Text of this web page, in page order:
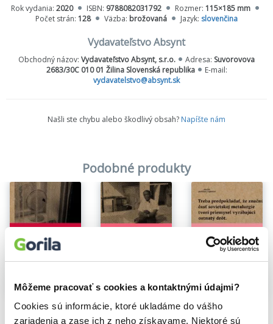
Môžeme pracovať s cookies a kontaktnými údajmi?
Cookies sú informácie, ktoré ukladáme do vášho
zariadenia a zase ich z neho získavame. Niektoré sú
delostreleckého bombardovania. Neskôr odišiel priamo na front,
na miesta, z ktorých všetci utekali, aby sa stal svedkom jednej z
mnohých krvavých premien bývalých zámorských kolónií.
Svoje angolské zážitky opísal vo výnimočnej knihe
života, ktorá nie je len o vojne a proti vojne, ale rozpráva aj o
osamelosti reportéra uprostred dejinného chaosu, o
nezmyselnosti vraždenia, o neistom zajtrajšku, no najmä o
„Boli tam také situácie, v ktorých sme vedeli, že už ďalej
Rok vydania: 2020 ISBN: 9788082031792 Rozmer: 115×185 mm
Počet strán: 128 Väzba: brožovaná Jazyk: slovenčina
Vydavateľstvo Absynt
Obchodný názov: Vydavateľstvo Absynt, s.r.o. Adresa: Suvorovova
2683/30C 010 01 Žilina Slovenská republika
E-mail:
vydavatelstvo@absynt.sk
Našli ste chybu alebo škodlivý obsah? Napíšte nám
Podobné produkty
Na sklade
Šachinšach
Ryszard Kapuściński
Na sklade
Eben
Ryszard Kapuściński
Na sklade
Impérium
Ryszard Kapuściński